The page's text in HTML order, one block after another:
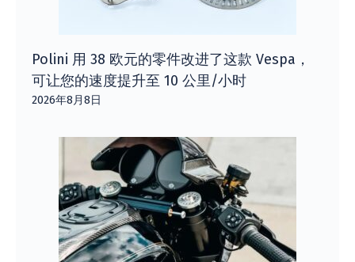
Polini 用 38 欧元的零件改进了这款 Vespa，
可让您的速度提升至 10 公里/小时
2026年8月8日